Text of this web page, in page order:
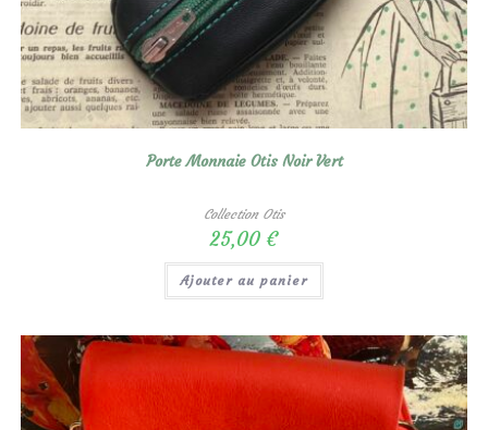
Porte Monnaie Otis Noir Vert
Collection Otis
25,00 €
Ajouter au panier